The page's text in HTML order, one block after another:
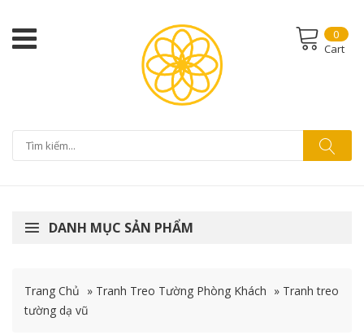
0
Cart
DANH MỤC SẢN PHẨM
Trang Chủ » Tranh Treo Tường Phòng Khách » Tranh treo
tường dạ vũ